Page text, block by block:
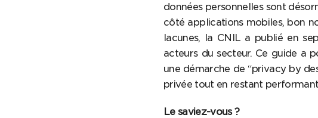
données personnelles sont
côté applications mobiles, bon
lacunes, la CNIL a publié en
acteurs du secteur. Ce guide a
une démarche de “privacy by
privée tout en restant
Le saviez-vous ?